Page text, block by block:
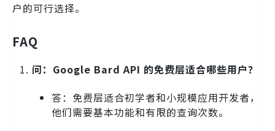
户的可行选择。
FAQ
问：Google Bard API 的免费层适合哪些用户？
答：免费层适合初学者和小规模应用开发者，
他们需要基本功能和有限的查询次数。